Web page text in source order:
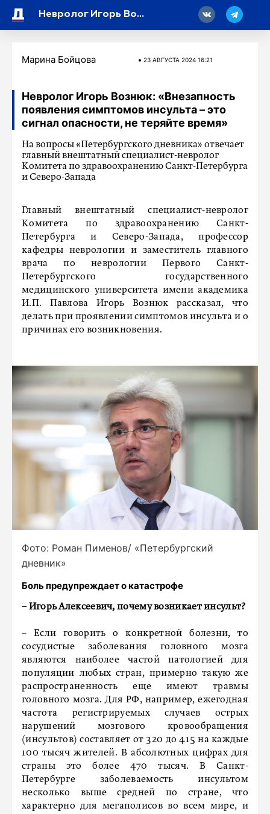
Невролог Игорь Вознюк: «Внезапность появления симптомов инсульта – это сигнал опасности, не теряйте время»
Марина Бойцова 23 АВГУСТА 2024 16:21
Невролог Игорь Вознюк: «Внезапность
появления симптомов инсульта – это
сигнал опасности, не теряйте время»
На вопросы «Петербургского дневника» отвечает
главный внештатный специалист-невролог
Комитета по здравоохранению Санкт-Петербурга
и Северо-Запада
Главный внештатный специалист-невролог
Комитета по здравоохранению Санкт-
Петербурга и Северо-Запада, профессор
кафедры неврологии и заместитель главного
врача по неврологии Первого Санкт-
Петербургского государственного
медицинского университета имени академика
И.П. Павлова Игорь Вознюк рассказал, что
делать при проявлении симптомов инсульта и о
причинах его возникновения.
Фото: Роман Пименов/ «Петербургский
дневник»
Боль предупреждает о катастрофе
– Игорь Алексеевич, почему возникает инсульт?
– Если говорить о конкретной болезни, то
сосудистые заболевания головного мозга
являются наиболее частой патологией для
популяции любых стран, примерно такую же
распространенность еще имеют травмы
головного мозга. Для РФ, например, ежегодная
частота регистрируемых случаев острых
нарушений мозгового кровообращения
(инсультов) составляет от 320 до 415 на каждые
100 тысяч жителей. В абсолютных цифрах для
страны это более 470 тысяч. В Санкт-
Петербурге заболеваемость инсультом
несколько выше средней по стране, что
характерно для мегаполисов во всем мире, и